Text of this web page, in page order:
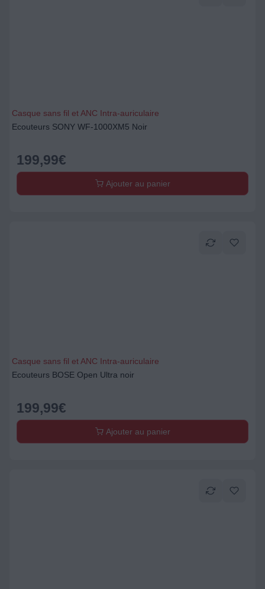
Casque sans fil et ANC Intra-auriculaire
Ecouteurs SONY WF-1000XM5 Noir
199,99€
Ajouter au panier
Casque sans fil et ANC Intra-auriculaire
Ecouteurs BOSE Open Ultra noir
199,99€
Ajouter au panier